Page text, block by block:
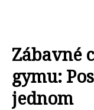
Zábavné
gymu:
jednom